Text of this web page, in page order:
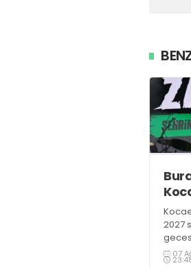
2027
07